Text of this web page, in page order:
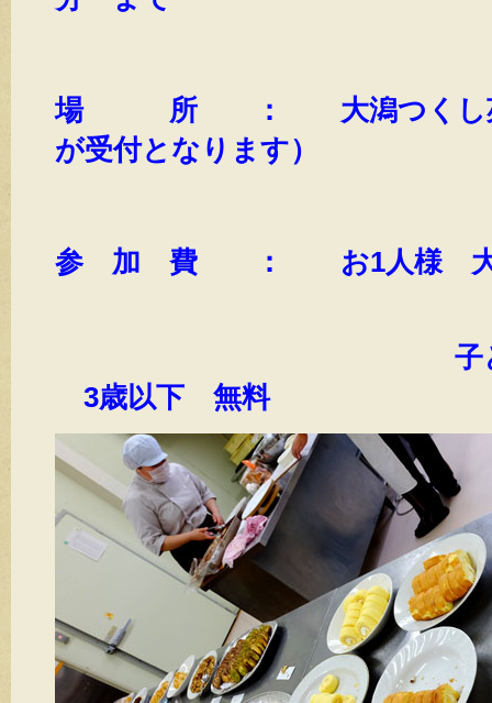
場 所 ： 大潟つくし苑
が受付となります）
参 加 費 ： お1人様 大人
子ども500円
3歳以下 無料